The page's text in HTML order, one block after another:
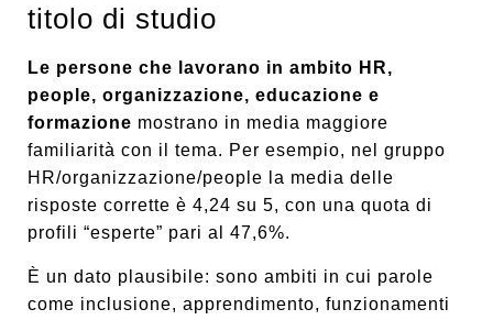
titolo di studio
Le persone che lavorano in ambito HR,
people, organizzazione, educazione e
formazione mostrano in media maggiore
familiarità con il tema. Per esempio, nel gruppo
HR/organizzazione/people la media delle
risposte corrette è 4,24 su 5, con una quota di
profili “esperte” pari al 47,6%.
È un dato plausibile: sono ambiti in cui parole
come inclusione, apprendimento, funzionamenti